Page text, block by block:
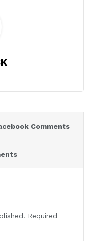
Comments
Required